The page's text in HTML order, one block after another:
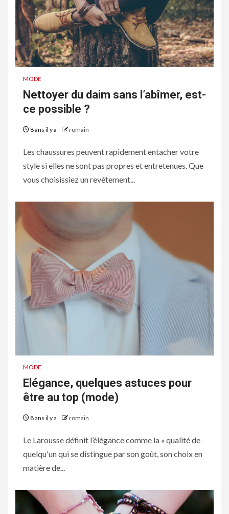
MODE
Nettoyer du daim sans l’abîmer, est-
ce possible ?
8 ans il y a romain
Les chaussures peuvent rapidement entacher votre
style si elles ne sont pas propres et entretenues. Que
vous choisissiez un revêtement...
MODE
Elégance, quelques astuces pour
être au top (mode)
8 ans il y a romain
Le Larousse définit l’élégance comme la « qualité de
quelqu'un qui se distingue par son goût, son choix en
matière de...